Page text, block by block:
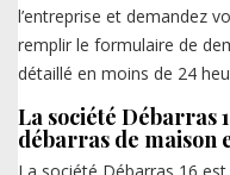
l’entreprise et demandez
remplir le formulaire de
détaillé en moins de 24
La société Débarras
débarras de maison